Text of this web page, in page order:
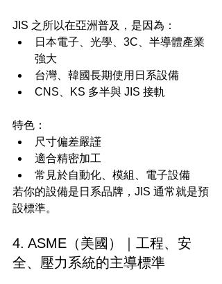
JIS 之所以在亞洲普及，是因為：
日本電子、光學、3C、半導體產業
強大
台灣、韓國長期使用日系設備
CNS、KS 多半與 JIS 接軌
特色：
尺寸偏差嚴謹
適合精密加工
常見於自動化、模組、電子設備
若你的設備是日系品牌，JIS 通常就是預
設標準。
4. ASME（美國）｜工程、安
全、壓力系統的主導標準